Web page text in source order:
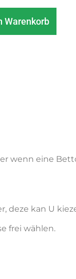
Warenkorb
wenn eine
deze kan U
frei wählen.